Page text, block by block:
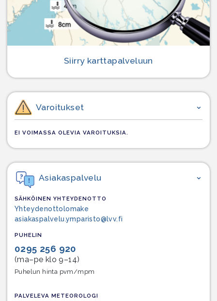
Siirry karttapalveluun
Varoitukset
EI VOIMASSA OLEVIA VAROITUKSIA.
Asiakaspalvelu
SÄHKÖINEN YHTEYDENOTTO
Yhteydenottolomake
asiakaspalvelu.ymparisto@lvv.fi
PUHELIN
0295 256 920
(ma–pe klo 9–14)
Puhelun hinta pvm/mpm
PALVELEVA METEOROLOGI